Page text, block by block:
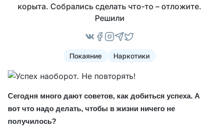
корыта. Собрались сделать что-то – отложите.
Решили
Покаяние Наркотики
Сегодня много дают советов, как добиться успеха. А
вот что надо делать, чтобы в жизни ничего не
получилось?